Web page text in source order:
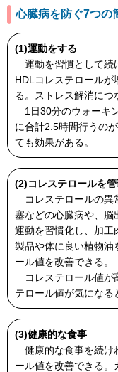
心臓病を防ぐ7つの
(1)運動をする
運動を習慣として続
HDLコレステロールが
る。ストレス解消につ
1日30分のウォーキ
に合計2.5時間行うの
ても効果がある。
(2)コレステロールを
コレステロールの異
塞などの心臓病や、脳
運動を習慣化し、加工
製品や体に良い植物油
ール値を改善できる。
コレステロール値が
テロール値が気になる
(3)健康的な食事
健康的な食事を続け
ール値を改善できる。